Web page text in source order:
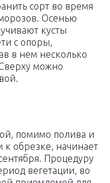
сорт во время
Осенью
кусты
с опоры,
в нем несколько
можно
помимо полива и
к обрезке, начинает
Процедуру
вегетации, во